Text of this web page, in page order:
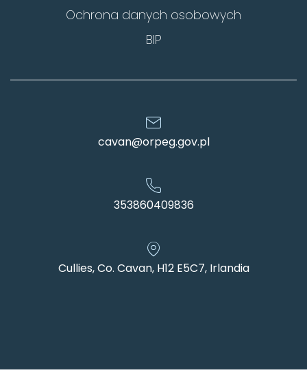
Ochrona danych osobowych
BIP
cavan@orpeg.gov.pl
353860409836
Cullies, Co. Cavan, H12 E5C7, Irlandia